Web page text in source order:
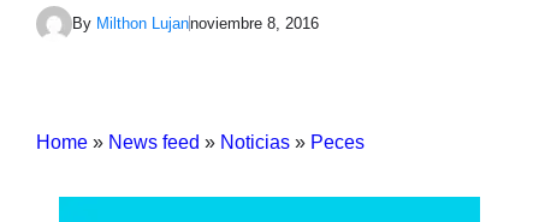
By Milthon Lujannoviembre 8, 2016
Home » News feed » Noticias » Peces